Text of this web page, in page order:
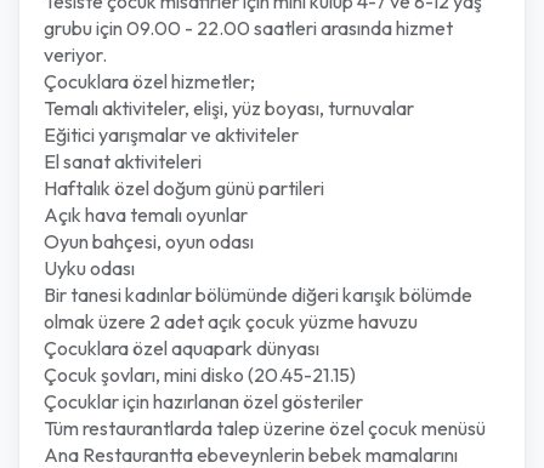
grubu için 09.00 - 22.00 saatleri arasında hizmet
veriyor.
Çocuklara özel hizmetler;
Temalı aktiviteler, elişi, yüz boyası, turnuvalar
Eğitici yarışmalar ve aktiviteler
El sanat aktiviteleri
Haftalık özel doğum günü partileri
Açık hava temalı oyunlar
Oyun bahçesi, oyun odası
Uyku odası
Bir tanesi kadınlar bölümünde diğeri karışık bölümde
olmak üzere 2 adet açık çocuk yüzme havuzu
Çocuklara özel aquapark dünyası
Çocuk şovları, mini disko (20.45-21.15)
Çocuklar için hazırlanan özel gösteriler
Tüm restaurantlarda talep üzerine özel çocuk menüsü
Ana Restaurantta ebeveynlerin bebek mamalarını